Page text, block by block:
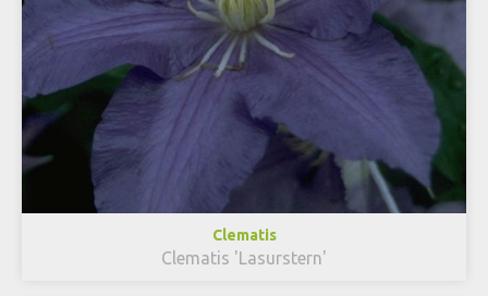
Clematis
Clematis 'Lasurstern'